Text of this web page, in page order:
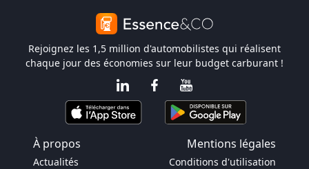
Rejoignez les 1,5 million d'automobilistes qui réalisent
chaque jour des économies sur leur budget carburant !
À propos Mentions légales
Actualités Conditions d'utilisation